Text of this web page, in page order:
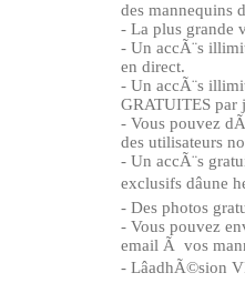
des mannequins
- La plus grande
- Un accÃ¨s
en direct.
- Un accÃ¨s
GRATUITES par
- Vous pouvez
des utilisateurs
- Un accÃ¨s
exclusifs dâune
- Des photos
- Vous pouvez
email Ã vos
- LâadhÃ©sion